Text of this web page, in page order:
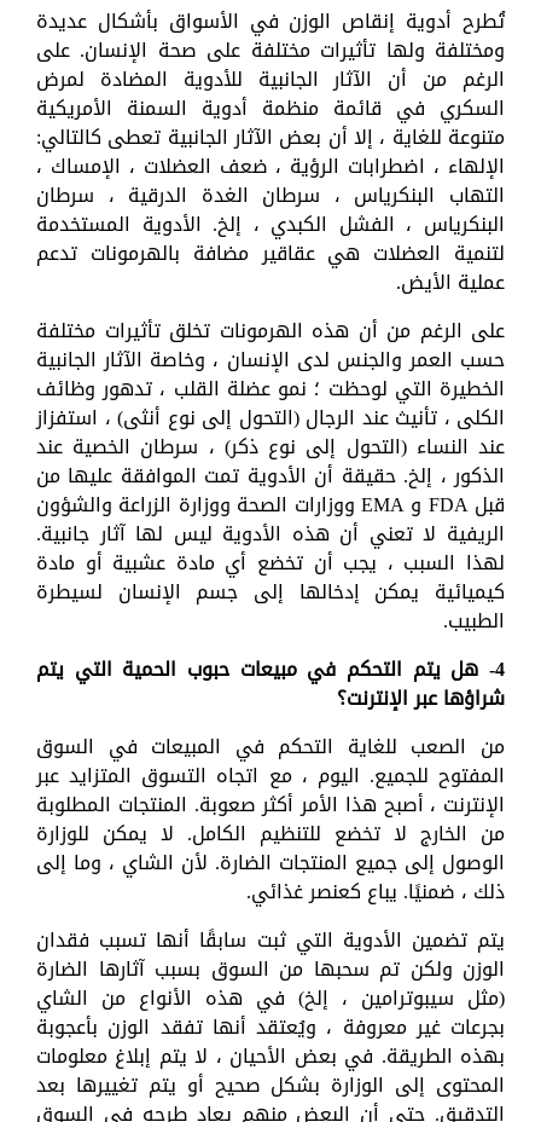
تُطرح أدوية إنقاص الوزن في الأسواق بأشكال عديدة
ومختلفة ولها تأثيرات مختلفة على صحة الإنسان. على
الرغم من أن الآثار الجانبية للأدوية المضادة لمرض
السكري في قائمة منظمة أدوية السمنة الأمريكية
متنوعة للغاية ، إلا أن بعض الآثار الجانبية تعطى كالتالي:
الإلهاء ، اضطرابات الرؤية ، ضعف العضلات ، الإمساك ،
التهاب البنكرياس ، سرطان الغدة الدرقية ، سرطان
البنكرياس ، الفشل الكبدي ، إلخ. الأدوية المستخدمة
لتنمية العضلات هي عقاقير مضافة بالهرمونات تدعم
عملية الأيض.
على الرغم من أن هذه الهرمونات تخلق تأثيرات مختلفة
حسب العمر والجنس لدى الإنسان ، وخاصة الآثار الجانبية
الخطيرة التي لوحظت ؛ نمو عضلة القلب ، تدهور وظائف
الكلى ، تأنيث عند الرجال (التحول إلى نوع أنثى) ، استفزاز
عند النساء (التحول إلى نوع ذكر) ، سرطان الخصية عند
الذكور ، إلخ. حقيقة أن الأدوية تمت الموافقة عليها من
قبل FDA و EMA ووزارات الصحة ووزارة الزراعة والشؤون
الريفية لا تعني أن هذه الأدوية ليس لها آثار جانبية.
لهذا السبب ، يجب أن تخضع أي مادة عشبية أو مادة
كيميائية يمكن إدخالها إلى جسم الإنسان لسيطرة
الطبيب.
4- هل يتم التحكم في مبيعات حبوب الحمية التي يتم
شراؤها عبر الإنترنت؟
من الصعب للغاية التحكم في المبيعات في السوق
المفتوح للجميع. اليوم ، مع اتجاه التسوق المتزايد عبر
الإنترنت ، أصبح هذا الأمر أكثر صعوبة. المنتجات المطلوبة
من الخارج لا تخضع للتنظيم الكامل. لا يمكن للوزارة
الوصول إلى جميع المنتجات الضارة. لأن الشاي ، وما إلى
ذلك ، ضمنيًا. يباع كعنصر غذائي.
يتم تضمين الأدوية التي ثبت سابقًا أنها تسبب فقدان
الوزن ولكن تم سحبها من السوق بسبب آثارها الضارة
(مثل سيبوترامين ، إلخ) في هذه الأنواع من الشاي
بجرعات غير معروفة ، ويُعتقد أنها تفقد الوزن بأعجوبة
بهذه الطريقة. في بعض الأحيان ، لا يتم إبلاغ معلومات
المحتوى إلى الوزارة بشكل صحيح أو يتم تغييرها بعد
التدقيق. حتى أن البعض منهم يعاد طرحه في السوق